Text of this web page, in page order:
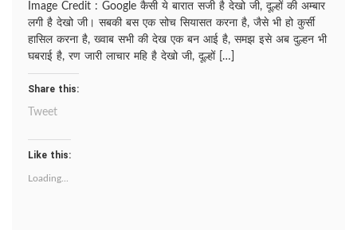
Image Credit : Google कैसी ये बारात सजी है देखो जी, दूल्हों की अम्बार
लगी है देखो जी। सबकी बस एक सोच सियासत करना है, जैसे भी हो कुर्सी
हासिल करना है, ख्वाब सभी की देख एक बन आई है, समझ इसे अब दुल्हन भी
घबराई है, रण जारी लाचार महि है देखो जी, दूल्हों […]
Share this:
Tweet
Like this:
Loading...